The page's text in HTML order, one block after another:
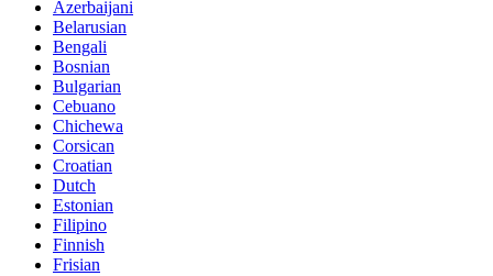
Azerbaijani
Belarusian
Bengali
Bosnian
Bulgarian
Cebuano
Chichewa
Corsican
Croatian
Dutch
Estonian
Filipino
Finnish
Frisian